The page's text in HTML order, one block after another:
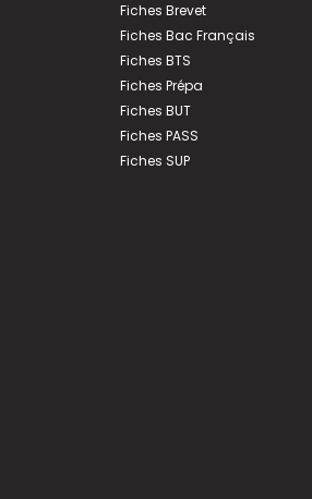
Fiches Brevet
Fiches Bac Français
Fiches BTS
Fiches Prépa
Fiches BUT
Fiches PASS
Fiches SUP